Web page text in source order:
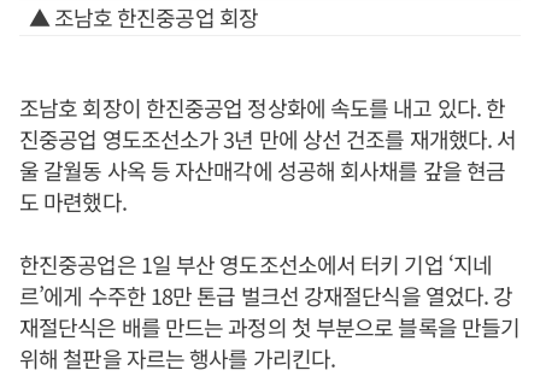
▲ 조남호 한진중공업 회장
조남호 회장이 한진중공업 정상화에 속도를 내고 있다. 한
진중공업 영도조선소가 3년 만에 상선 건조를 재개했다. 서
울 갈월동 사옥 등 자산매각에 성공해 회사채를 갚을 현금
도 마련했다.
한진중공업은 1일 부산 영도조선소에서 터키 기업 ‘지네
르’에게 수주한 18만 톤급 벌크선 강재절단식을 열었다. 강
재절단식은 배를 만드는 과정의 첫 부분으로 블록을 만들기
위해 철판을 자르는 행사를 가리킨다.